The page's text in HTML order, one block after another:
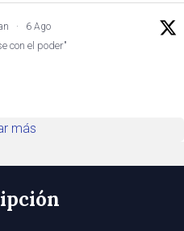
· 6 Ago
con el poder"
más